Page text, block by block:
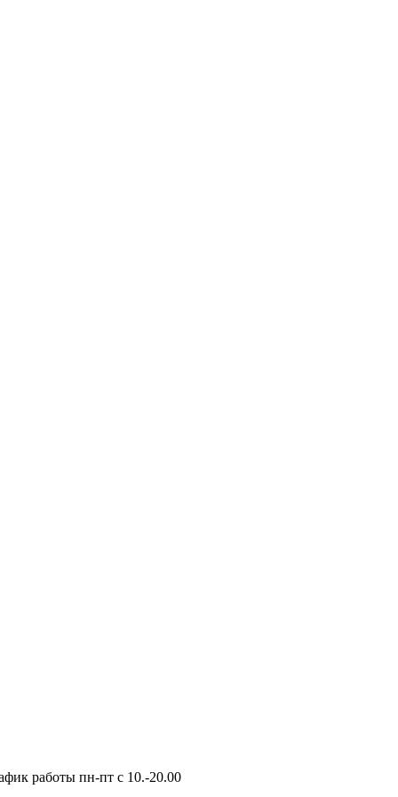
работы пн-пт с 10.-20.00